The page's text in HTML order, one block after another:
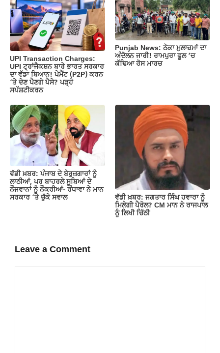
UPI Transaction Charges:
UPI ਟ੍ਰਾਂਜੈਕਸ਼ਨ ਬਾਰੇ ਭਾਰਤ ਸਰਕਾਰ
ਦਾ ਵੱਡਾ ਬਿਆਨ! ਪੇਮੈਂਟ (P2P) ਕਰਨ
‘ਤੇ ਦੇਣ ਪੈਣਗੇ ਪੈਸੇ? ਪੜ੍ਹੋ
ਸਪੱਸ਼ਟੀਕਰਨ
Punjab News: ਠੇਕਾ ਮੁਲਾਜ਼ਮਾਂ ਦਾ
ਅੰਦੋਲਨ ਜਾਰੀ! ਰਾਮਪੁਰਾ ਫੂਲ ‘ਚ
ਕੱਢਿਆ ਰੋਸ ਮਾਰਚ
ਵੱਡੀ ਖ਼ਬਰ: ਪੰਜਾਬ ਦੇ ਬੇਰੁਜ਼ਗਾਰਾਂ ਨੂੰ
ਲਾਠੀਆਂ, ਪਰ ਬਾਹਰਲੇ ਸੂਬਿਆਂ ਦੇ
ਨੌਜਵਾਨਾਂ ਨੂੰ ਨੌਕਰੀਆਂ- ਰੰਧਾਵਾ ਨੇ ਮਾਨ
ਸਰਕਾਰ ‘ਤੇ ਚੁੱਕੇ ਸਵਾਲ
ਵੱਡੀ ਖ਼ਬਰ: ਜਗਤਾਰ ਸਿੰਘ ਹਵਾਰਾ ਨੂੰ
ਮਿਲੇਗੀ ਪੈਰੋਲ? CM ਮਾਨ ਨੇ ਰਾਜਪਾਲ
ਨੂੰ ਲਿਖੀ ਚਿੱਠੀ
Leave a Comment